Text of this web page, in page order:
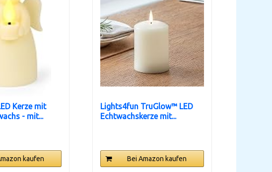
Kerze mit
- mit...
kaufen
Lights4fun TruGlow™ LED
Echtwachskerze mit...
Bei Amazon kaufen